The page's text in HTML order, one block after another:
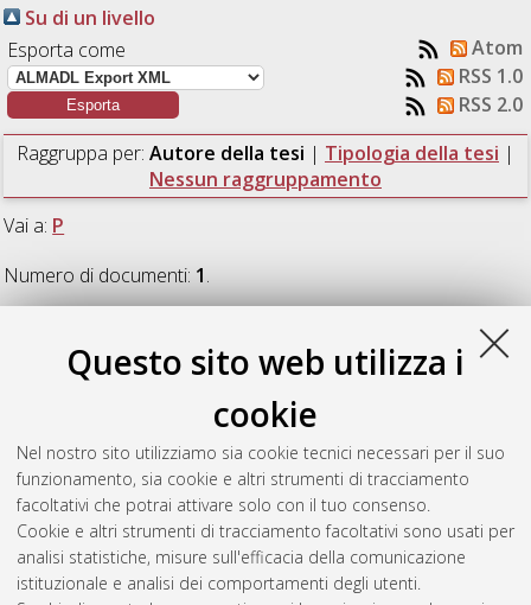
Questo sito web utilizza i
cookie
Nel nostro sito utilizziamo sia cookie tecnici necessari per il suo
funzionamento, sia cookie e altri strumenti di tracciamento
facoltativi che potrai attivare solo con il tuo consenso.
Cookie e altri strumenti di tracciamento facoltativi sono usati per
analisi statistiche, misure sull'efficacia della comunicazione
istituzionale e analisi dei comportamenti degli utenti.
Su di un livello
Esporta come
Atom
RSS 1.0
RSS 2.0
Raggruppa per: Autore della tesi | Tipologia della tesi |
Nessun raggruppamento
Vai a: P
Numero di documenti: 1.
(2023)Historical distribution and
in the Central Mediterranean region. [Laurea magistrale],
Università di Bologna, Corso di Studio in Biologia marina [LM-
DM270] - Ravenna, Documento full-text non disponibile
Questa lista e' stata generata ilSat Aug 8 10:49:22 2026